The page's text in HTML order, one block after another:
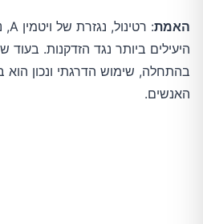
האמת
האנשים.